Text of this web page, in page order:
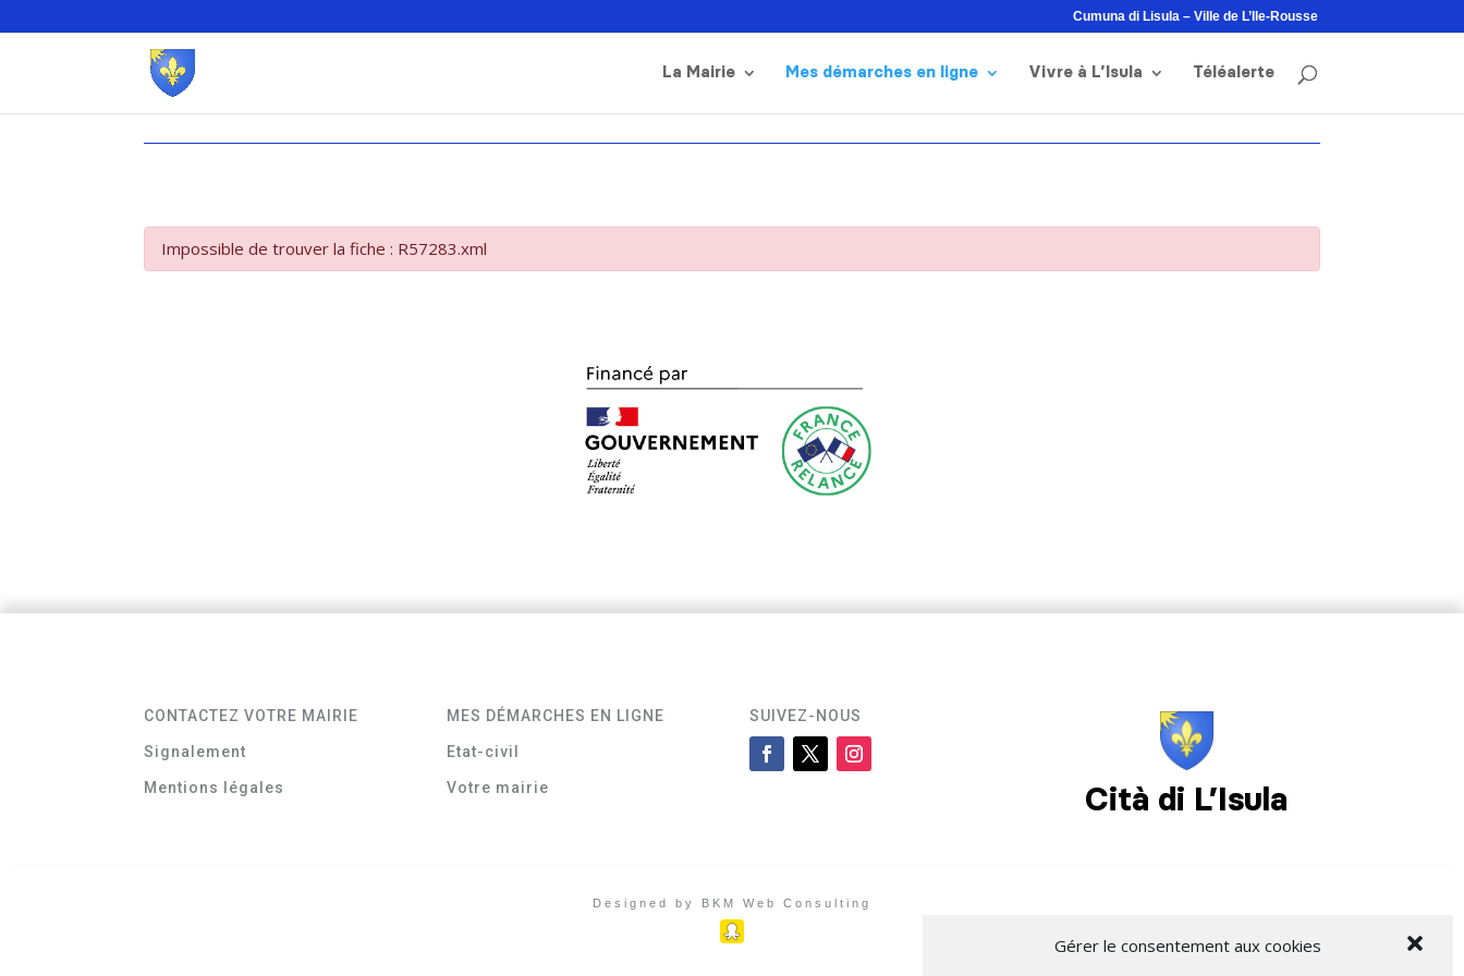
Gérer le consentement aux cookies
Cumuna di Lisula – Ville de L’Ile-Rousse
La Mairie Mes démarches en ligne Vivre à L’Isula Téléalerte
Impossible de trouver la fiche : R57283.xml
CONTACTEZ VOTRE MAIRIE
Signalement
Mentions légales
MES DÉMARCHES EN LIGNE
Etat-civil
Votre mairie
SUIVEZ-NOUS
Cità di L’Isula
Designed by BKM Web Consulting